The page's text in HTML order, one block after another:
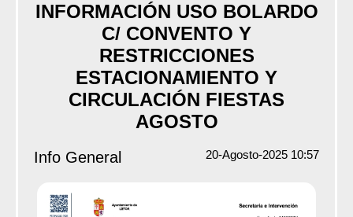
INFORMACIÓN USO BOLARDO
C/ CONVENTO Y
RESTRICCIONES
ESTACIONAMIENTO Y
CIRCULACIÓN FIESTAS
AGOSTO
Info General 20-Agosto-2025 10:57